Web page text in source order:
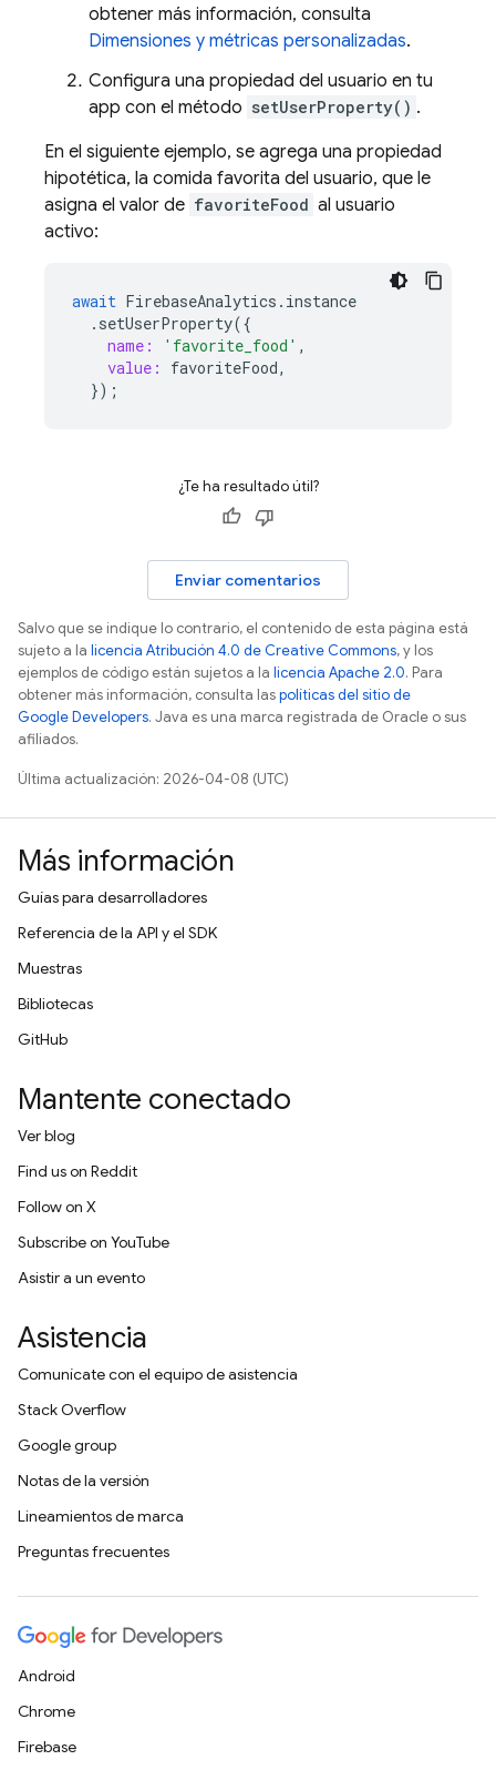
obtener más información, consulta
Dimensiones y métricas personalizadas.
Configura una propiedad del usuario en tu
app con el método setUserProperty() .
En el siguiente ejemplo, se agrega una propiedad
hipotética, la comida favorita del usuario, que le
asigna el valor de favoriteFood al usuario
activo:
await FirebaseAnalytics . instance
. setUserProperty({
name:
'favorite_food' ,
value:
favoriteFood,
});
¿Te ha resultado útil?
Enviar comentarios
Salvo que se indique lo contrario, el contenido de esta página está
sujeto a la licencia Atribución 4.0 de Creative Commons, y los
ejemplos de código están sujetos a la licencia Apache 2.0. Para
obtener más información, consulta laspolíticas del sitio de
Google Developers. Java es una marca registrada de Oracle o sus
afiliados.
Última actualización: 2026-04-08 (UTC)
Más información
Guías para desarrolladores
Referencia de la API y el SDK
Muestras
Bibliotecas
GitHub
Mantente conectado
Ver blog
Find us on Reddit
Follow on X
Subscribe on YouTube
Asistir a un evento
Asistencia
Comunícate con el equipo de asistencia
Stack Overflow
Google group
Notas de la versión
Lineamientos de marca
Preguntas frecuentes
Android
Chrome
Firebase